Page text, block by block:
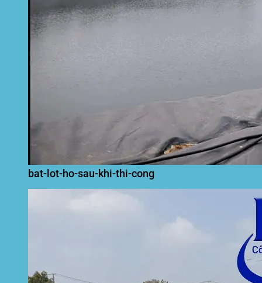
bat-lot-ho-sau-khi-thi-cong